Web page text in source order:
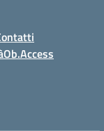
Ob.Access